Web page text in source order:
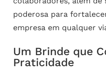
poderosa para
empresa em qualquer
Um Brinde que
Praticidade